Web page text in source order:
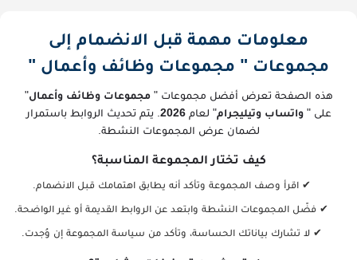
معلومات مهمة قبل الانضمام إلى
مجموعات " مجموعات وظائف وأعمال "
هذه الصفحة تعرض أفضل مجموعات "مجموعات وظائف وأعمال"
على "واتساب وتيليجرام" لعام2026 . يتم تحديث الروابط باستمرار
لضمان عرض المجموعات النشطة.
كيف تختار المجموعة المناسبة؟
✔ اقرأ وصف المجموعة وتأكد أنه يطابق اهتمامك قبل الانضمام.
✔ فضّل المجموعات النشطة وابتعد عن الروابط القديمة أو غير الواضحة.
✔ لا تشارك بياناتك الحساسة، وتأكد من سياسة المجموعة إن وُجدت.